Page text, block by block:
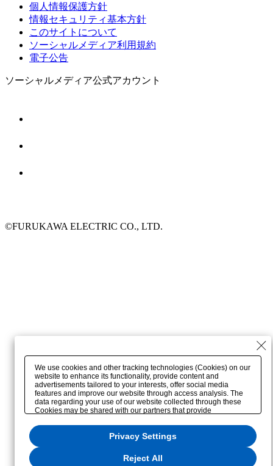
個人情報保護方針
情報セキュリティ基本方針
このサイトについて
ソーシャルメディア利用規約
電子公告
ソーシャルメディア公式アカウント
©FURUKAWA ELECTRIC CO., LTD.
We use cookies and other tracking technologies (Cookies) on our
website to enhance its functionality, provide content and
advertisements tailored to your interests, offer social media
features and improve our website through access analysis. The
data regarding your use of our website collected through these
Cookies may be shared with our partners that provide
partners may combine the data shared by us with other data that
you have provided to them or that they have collected from your
use of their services or other websites to analyze and optimize
the internet. If you wish to reject the use of all Cookies except for
Privacy Settings
Reject All